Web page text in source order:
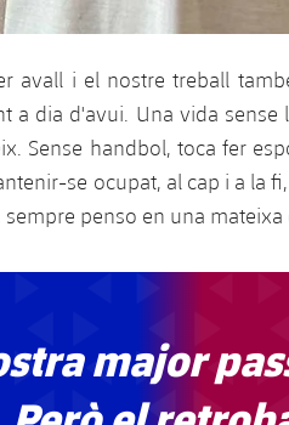
avall i el nostre treball
a dia d'avui. Una vida
Sense handbol, toca fer
se ocupat, al cap i a la
penso en una
major